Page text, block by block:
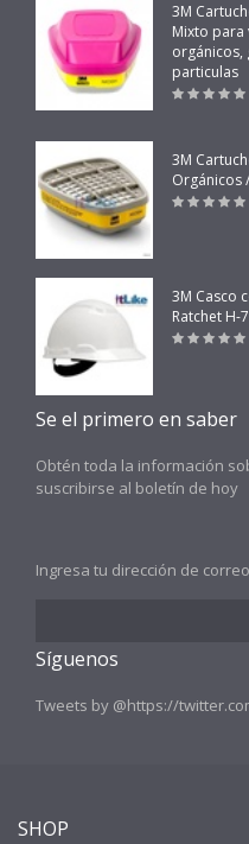
3M
Mixto
orgánicos,
particulas
3M
Orgánicos
3M Casco
Ratchet H-
Se el primero en saber
Obtén toda la información
suscribirse al boletín de hoy
Ingresa tu dirección de correo
Síguenos
Tweets by @https://
SHOP